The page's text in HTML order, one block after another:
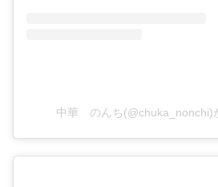
中華 のんち(@chuka_nonchi)